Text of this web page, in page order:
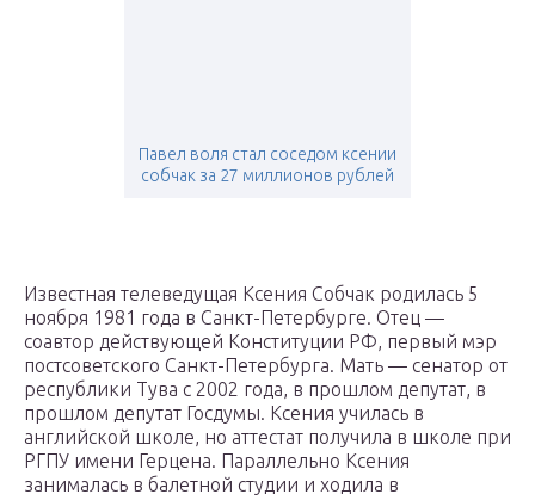
Павел воля стал соседом ксении
собчак за 27 миллионов рублей
Известная телеведущая Ксения Собчак родилась 5
ноября 1981 года в Санкт-Петербурге. Отец —
соавтор действующей Конституции РФ, первый мэр
постсоветского Санкт-Петербурга. Мать — сенатор от
республики Тува с 2002 года, в прошлом депутат, в
прошлом депутат Госдумы. Ксения училась в
английской школе, но аттестат получила в школе при
РГПУ имени Герцена. Параллельно Ксения
занималась в балетной студии и ходила в